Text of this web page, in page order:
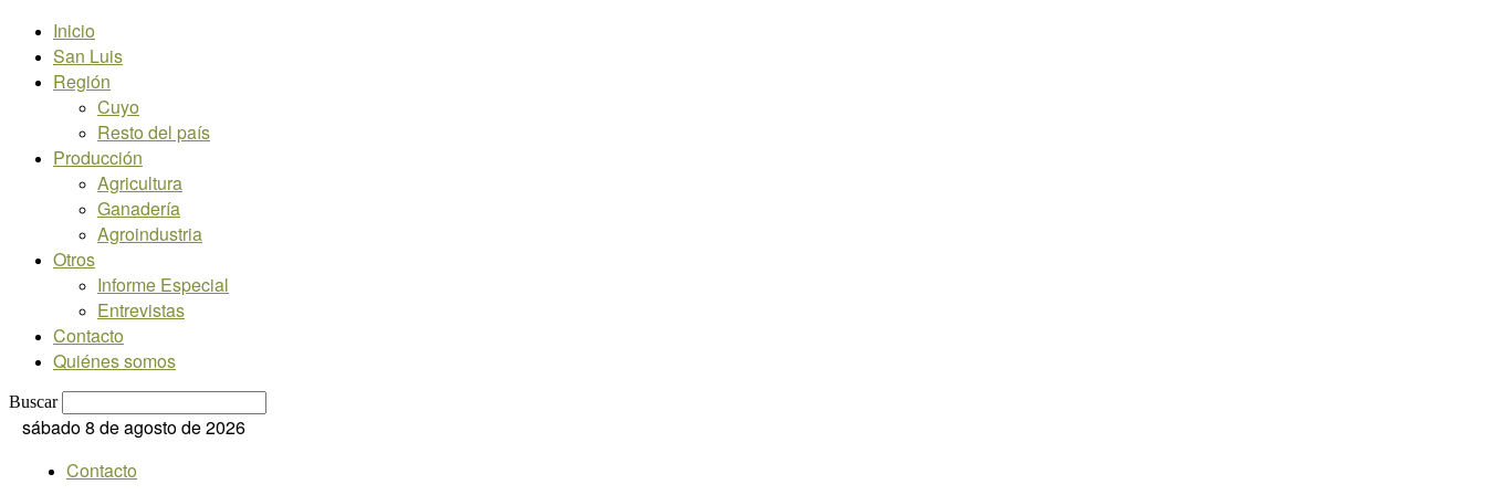
Inicio
San Luis
Región
Cuyo
Resto del país
Producción
Agricultura
Ganadería
Agroindustria
Otros
Informe Especial
Entrevistas
Contacto
Quiénes somos
Buscar
sábado 8 de agosto de 2026
Contacto